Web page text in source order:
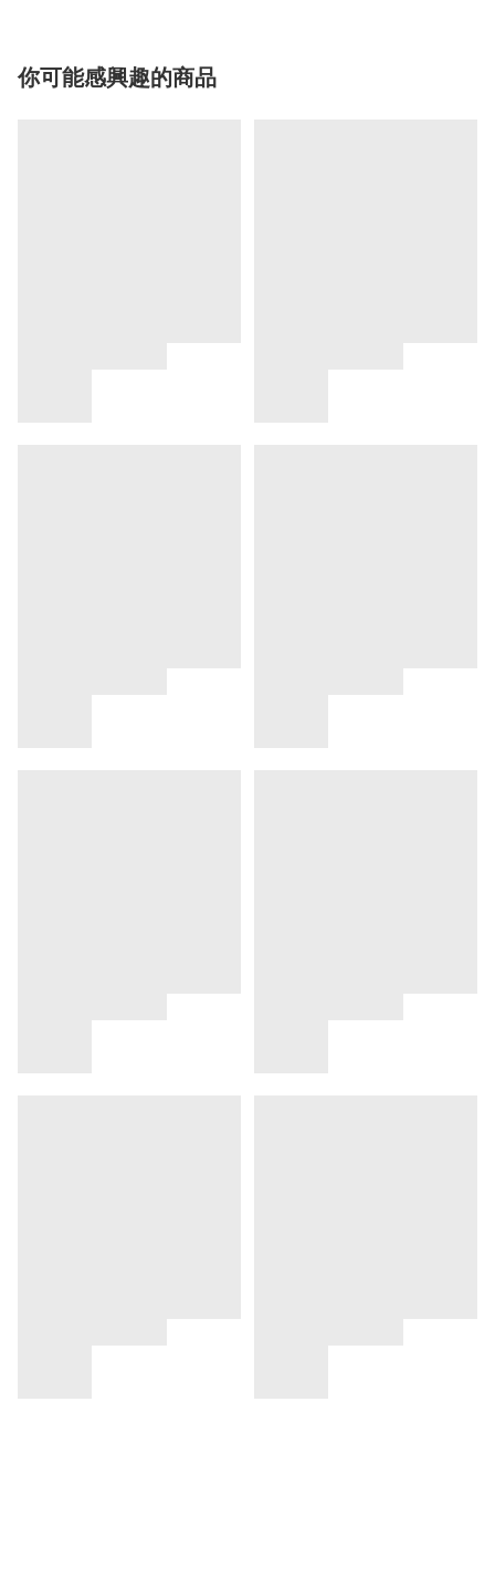
你可能感興趣的商品